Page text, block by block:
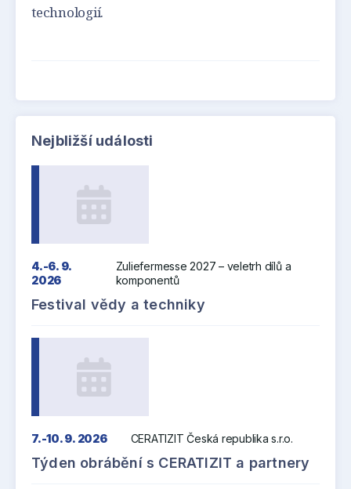
technologií.
Nejbližší události
4.-6. 9.
2026
Zuliefermesse 2027 – veletrh dílů a
komponentů
Festival vědy a techniky
7.-10. 9. 2026 CERATIZIT Česká republika s.r.o.
Týden obrábění s CERATIZIT a partnery